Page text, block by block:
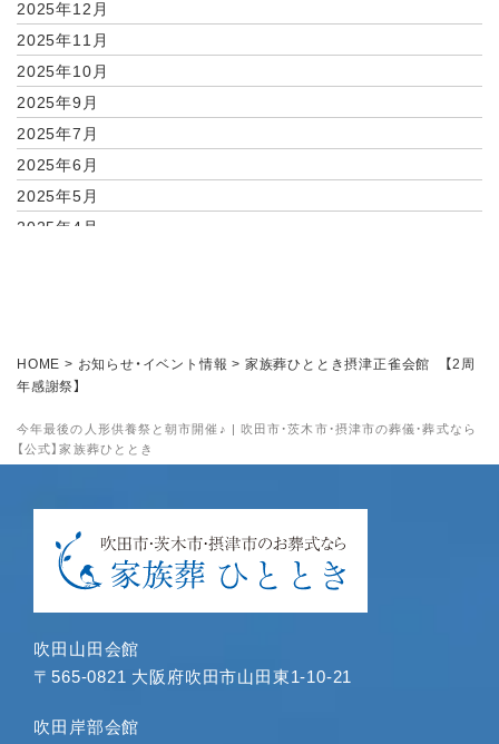
今年最後の人形供養祭と朝市開催♪ | 吹田市・茨木市・摂津市の葬儀・葬式なら
【公式】家族葬ひととき
2025年12月
2025年11月
2025年10月
2025年9月
2025年7月
2025年6月
2025年5月
2025年4月
2024年9月
2024年7月
2024年5月
2024年4月
2024年3月
2023年9月
HOME > お知らせ・イベント情報 > 家族葬ひととき摂津正雀会館 【2周
年感謝祭】
吹田山田会館
〒565-0821 大阪府吹田市山田東1-10-21
吹田岸部会館